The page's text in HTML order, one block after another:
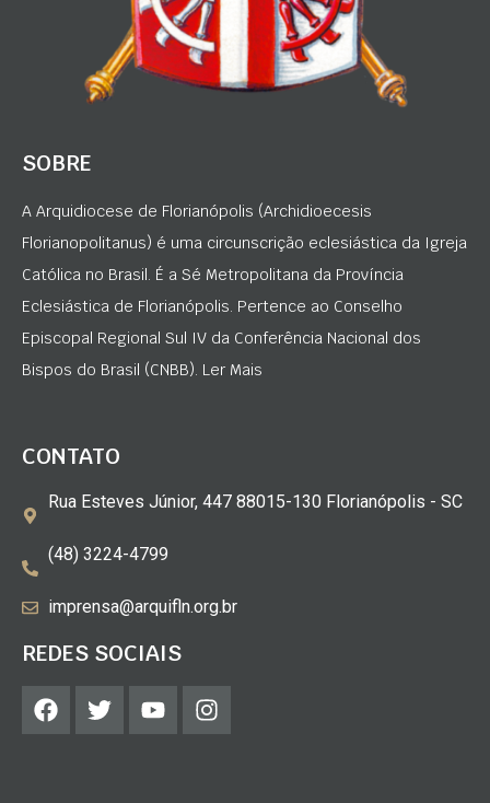
SOBRE
A Arquidiocese de Florianópolis (Archidioecesis
Florianopolitanus) é uma circunscrição eclesiástica da Igreja
Católica no Brasil. É a Sé Metropolitana da Província
Eclesiástica de Florianópolis. Pertence ao Conselho
Episcopal Regional Sul IV da Conferência Nacional dos
Bispos do Brasil (CNBB). Ler Mais
CONTATO
Rua Esteves Júnior, 447 88015-130 Florianópolis - SC
(48) 3224-4799
imprensa@arquifln.org.br
REDES SOCIAIS